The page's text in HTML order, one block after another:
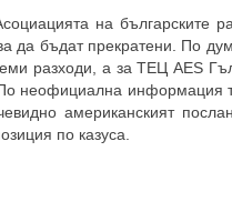
на българските
да бъдат прекратени. По
разходи, а за ТЕЦ AES
неофициална информация
американският
по казуса.